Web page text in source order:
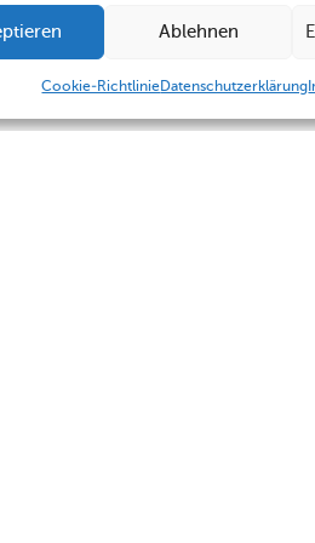
Ablehnen
Cookie-RichtlinieDatenschutzerklärung